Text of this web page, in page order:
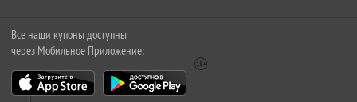
Все наши купоны доступны
через Мобильное Приложение: